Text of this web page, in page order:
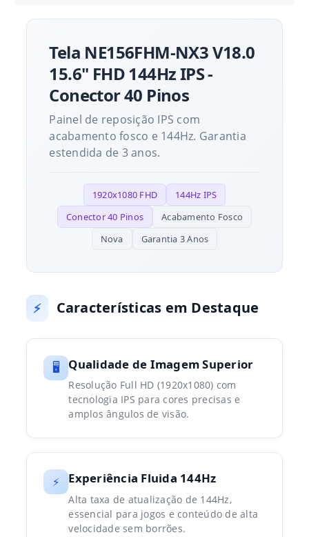
Tela NE156FHM-NX3 V18.0
15.6" FHD 144Hz IPS -
Conector 40 Pinos
Painel de reposição IPS com
acabamento fosco e 144Hz. Garantia
estendida de 3 anos.
1920x1080 FHD
144Hz IPS
Conector 40 Pinos
Acabamento Fosco
Nova
Garantia 3 Anos
⚡ Características em Destaque
🖥️ Qualidade de Imagem Superior
Resolução Full HD (1920x1080) com
tecnologia IPS para cores precisas e
amplos ângulos de visão.
⚡ Experiência Fluida 144Hz
Alta taxa de atualização de 144Hz,
essencial para jogos e conteúdo de alta
velocidade sem borrões.